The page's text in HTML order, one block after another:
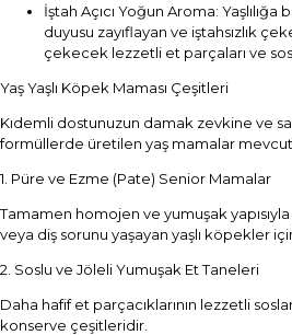
İştah Açıcı Yoğun Aroma:
duyusu zayıflayan ve iştahsızlık
çekecek lezzetli et parçaları ve
Yaş Yaşlı Köpek Maması Çeşitleri
Kıdemli dostunuzun damak zevkine ve
formüllerde üretilen yaş mamalar
1. Püre ve Ezme (Pate) Senior Mamalar
Tamamen homojen ve yumuşak
veya diş sorunu yaşayan yaşlı köpekler
2. Soslu ve Jöleli Yumuşak Et Taneleri
Daha hafif et parçacıklarının lezzetli
konserve çeşitleridir.